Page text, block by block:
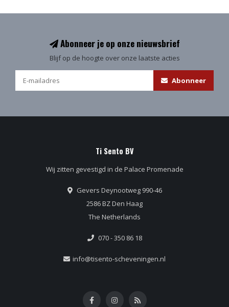
Abonneer je op onze nieuwsbrief
Blijf op de hoogte over onze laatste acties
Abonneer
Ti Sento BV
Wij zitten gevestigd in de Palace Promenade
Gevers Deynootweg 990-46
2586 BZ Den Haag
The Netherlands
070 - 350 86 18
info@tisento-scheveningen.nl